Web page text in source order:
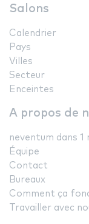
Salons
Calendrier
Pays
Villes
Secteur
Enceintes
A propos de
neventum dans 1
Équipe
Contact
Bureaux
Comment ça
Travailler avec